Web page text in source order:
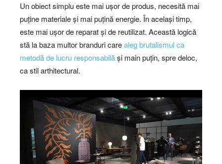
Un obiect simplu este mai ușor de produs, necesită mai
puține materiale și mai puțină energie. În același timp,
este mai ușor de reparat și de reutilizat. Această logică
stă la baza multor branduri carealeg brutalismul ca
metodă de lucru responsabilăși main puțin, spre deloc,
ca stil arthitectural.